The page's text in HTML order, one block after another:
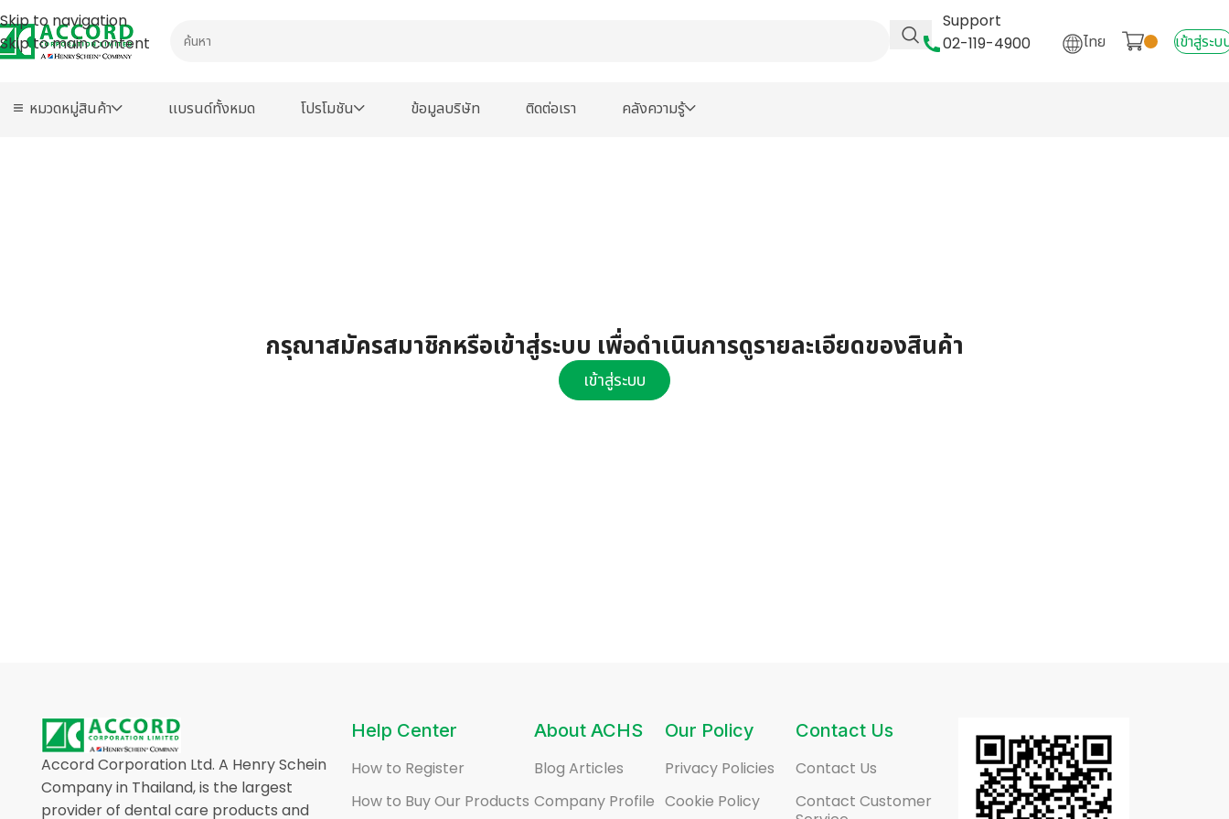
Skip to navigation
Skip to main content
Support
02-119-4900
ไทย เข้าสู่ระบ
หมวดหมู่สินค้า เเบรนด์ทั้งหมด โปรโมชัน ข้อมูลบริษัท ติดต่อเรา คลังความรู้
กรุณาสมัครสมาชิกหรือเข้าสู่ระบบ เพื่อดำเนินการดูรายละเอียดของสินค้า
เข้าสู่ระบบ
Accord Corporation Ltd. A Henry Schein
Company in Thailand, is the largest
provider of dental care products and
Help Center
How to Register
How to Buy Our Products
About ACHS
Blog Articles
Company Profile
Our Policy
Privacy Policies
Cookie Policy
Contact Us
Contact Us
Contact Customer